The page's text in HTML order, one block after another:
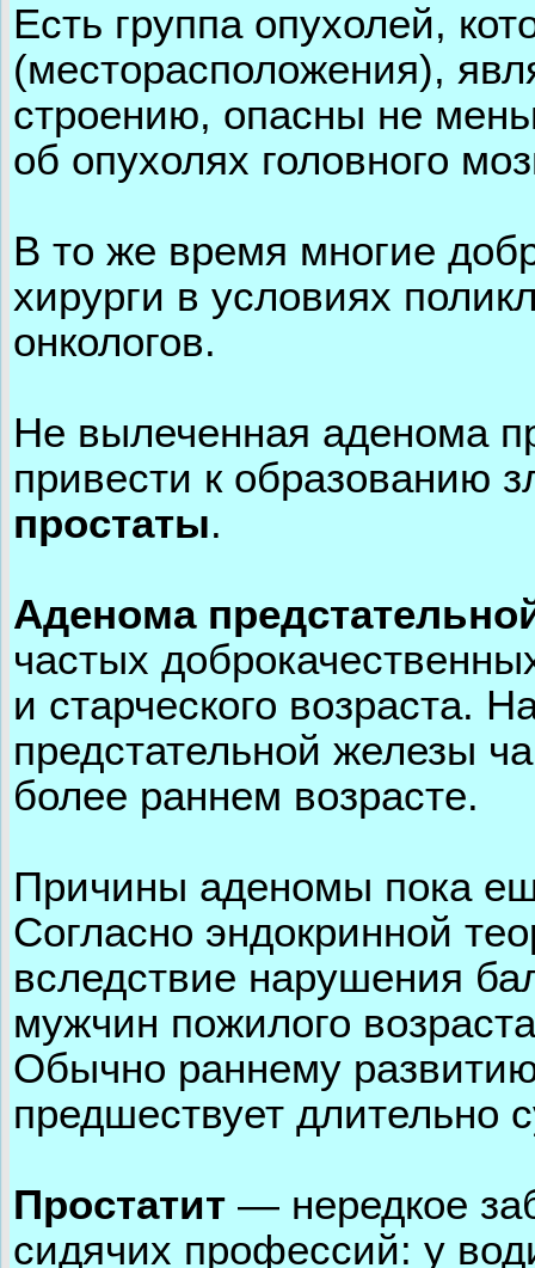
Есть группа опухолей,
(месторасположения),
строению, опасны не
об опухолях головного
В то же время многие
хирурги в условиях
онкологов.
Не вылеченная аденома
привести к образованию
простаты.
Аденома
частых
и старческого возраста.
предстательной железы
более раннем возрасте.
Причины аденомы пока
Согласно эндокринной
вследствие нарушения
мужчин пожилого
Обычно раннему
предшествует длительно
Простатит — нередкое
сидячих профессий: у